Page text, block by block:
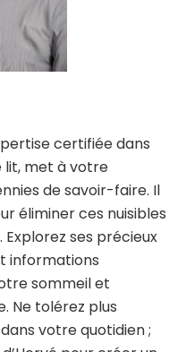
certifiée dans
lit, met à votre
de savoir-faire. Il
éliminer ces nuisibles
ses précieux
informations
sommeil et
Ne tolérez plus
votre quotidien ;